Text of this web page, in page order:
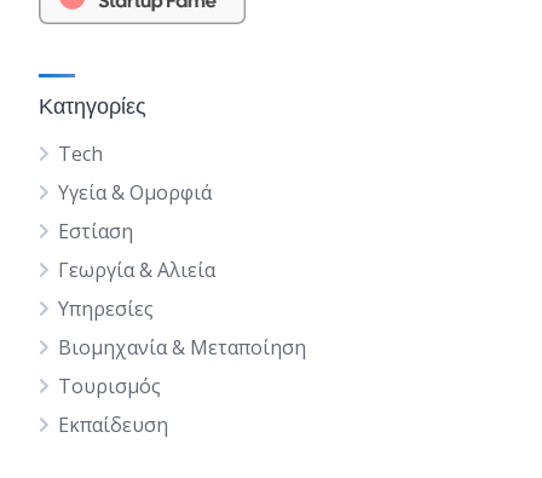
Κατηγορίες
Tech
Υγεία & Ομορφιά
Εστίαση
Γεωργία & Αλιεία
Υπηρεσίες
Βιομηχανία & Μεταποίηση
Τουρισμός
Εκπαίδευση